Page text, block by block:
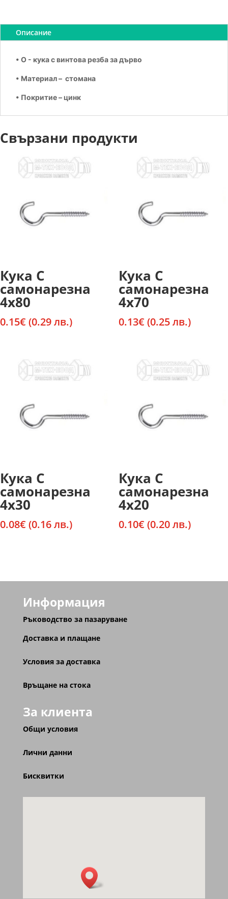
Описание
• O - кука с винтова резба за дърво
• Материал – стомана
• Покритие – цинк
Свързани продукти
Кука С
самонарезна
4х80
0.15€ (0.29 лв.)
Кука С
самонарезна
4х70
0.13€ (0.25 лв.)
Кука С
самонарезна
4х30
0.08€ (0.16 лв.)
Кука С
самонарезна
4х20
0.10€ (0.20 лв.)
Информация
Ръководство за пазаруване
Доставка и плащане
Условия за доставка
Връщане на стока
За клиента
Общи условия
Лични данни
Бисквитки